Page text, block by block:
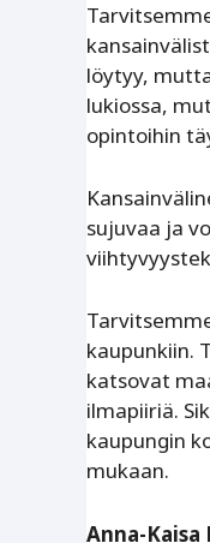
löytyy,
lukiossa,
opintoihin
sujuvaa ja
kaupunkiin.
katsovat
ilmapiiriä.
kaupungin
mukaan.
Anna-Kaisa